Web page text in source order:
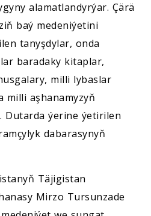
alamatlandyrýar. Çärä
baý medeniýetini
tanyşdylar, onda
baradaky kitaplar,
milli lybaslar
milli aşhanamyzyň
Dutarda ýerine ýetirilen
dabarasynyň
Täjigistan
Mirzo Tursunzade